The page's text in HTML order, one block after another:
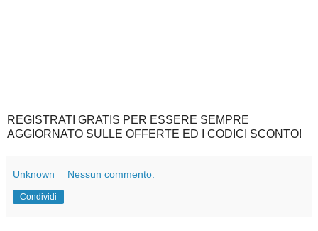
REGISTRATI GRATIS PER ESSERE SEMPRE
AGGIORNATO SULLE OFFERTE ED I CODICI SCONTO!
Unknown Nessun commento:
Condividi